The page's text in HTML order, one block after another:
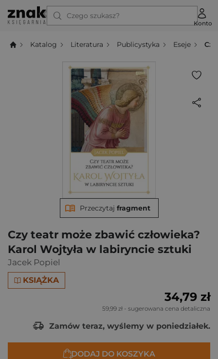
Czego szukasz?
Konto
Katalog Literatura Publicystyka Eseje
Czy teatr może zbawić człowieka?
Karol Wojtyła w labiryncie sztuki
Jacek Popiel
KSIĄŻKA
Przeczytaj fragment
34,79 zł
59,99 zł - sugerowana cena detaliczna
Zamów teraz, wyślemy w poniedziałek.
DODAJ DO KOSZYKA